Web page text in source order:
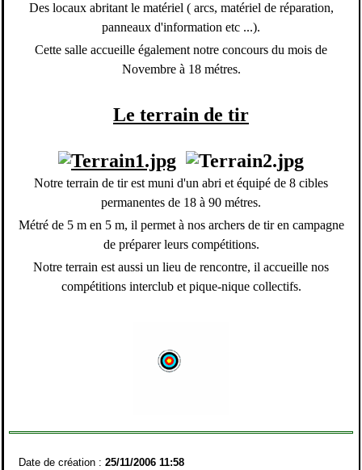
Des locaux abritant le matériel ( arcs, matériel de réparation,
panneaux d'information etc ...).
Cette salle accueille également notre concours du mois de
Novembre à 18 métres.
Le terrain de tir
Notre terrain de tir est muni d'un abri et équipé de 8 cibles
permanentes de 18 à 90 métres.
Métré de 5 m en 5 m, il permet à nos archers de tir en campagne
de préparer leurs compétitions.
Notre terrain est aussi un lieu de rencontre, il accueille nos
compétitions interclub et pique-nique collectifs.
Date de création : 25/11/2006 11:58